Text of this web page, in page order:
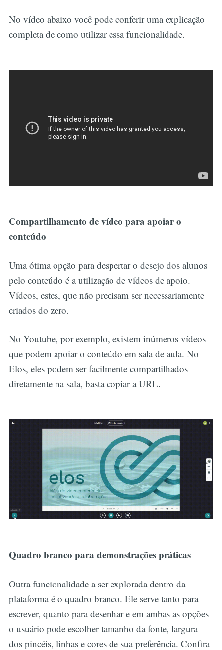
No vídeo abaixo você pode conferir uma explicação
completa de como utilizar essa funcionalidade.
Compartilhamento de vídeo para apoiar o
conteúdo
Uma ótima opção para despertar o desejo dos alunos
pelo conteúdo é a utilização de vídeos de apoio.
Vídeos, estes, que não precisam ser necessariamente
criados do zero.
No Youtube, por exemplo, existem inúmeros vídeos
que podem apoiar o conteúdo em sala de aula. No
Elos, eles podem ser facilmente compartilhados
diretamente na sala, basta copiar a URL.
Quadro branco para demonstrações práticas
Outra funcionalidade a ser explorada dentro da
plataforma é o quadro branco. Ele serve tanto para
escrever, quanto para desenhar e em ambas as opções
o usuário pode escolher tamanho da fonte, largura
dos pincéis, linhas e cores de sua preferência. Confira